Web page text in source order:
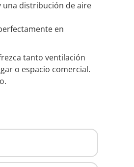
una distribución de aire
en
tanto ventilación
o espacio comercial.